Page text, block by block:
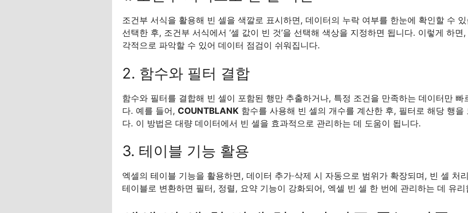
조건부 서식을 활용해 빈 셀을 색깔로 표시하면, 데이터의 누락 여부를 한눈에 확인할 수
선택한 후, 조건부 서식에서 ‘셀 값이 빈 것’을 선택해 색상을 지정하면 됩니다. 이렇게 하면
각적으로 파악할 수 있어 데이터 점검이 쉬워집니다.
2. 함수와 필터 결합
함수와 필터를 결합해 빈 셀이 포함된 행만 추출하거나, 특정 조건을 만족하는 데이터만 빠
다. 예를 들어, COUNTBLANK 함수를 사용해 빈 셀의 개수를 계산한 후, 필터로 해당 행을
다. 이 방법은 대량 데이터에서 빈 셀을 효과적으로 관리하는 데 도움이 됩니다.
3. 테이블 기능 활용
엑셀의 테이블 기능을 활용하면, 데이터 추가·삭제 시 자동으로 범위가 확장되며, 빈 셀 처
테이블로 변환하면 필터, 정렬, 요약 기능이 강화되어, 엑셀 빈 셀 한 번에 관리하는 데 유리